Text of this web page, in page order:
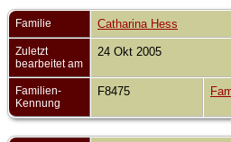
Familie Catharina Hess
Zuletzt
bearbeitet am
24 Okt 2005
Familien-
Kennung
F8475